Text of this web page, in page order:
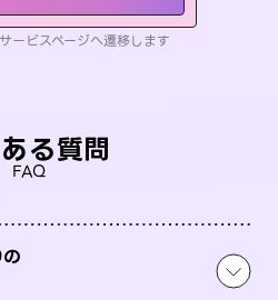
ービスページへ遷移します
る質問
FAQ